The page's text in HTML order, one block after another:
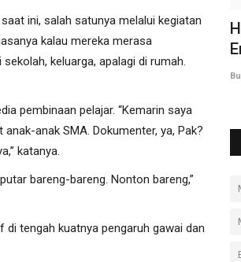
ini, salah satunya melalui kegiatan
kalau mereka merasa
keluarga, apalagi di rumah.
pembinaan pelajar. “Kemarin saya
anak SMA. Dokumenter, ya, Pak?
katanya.
bareng-bareng. Nonton bareng,”
tengah kuatnya pengaruh gawai dan
Sulsel Gelar Ramadhan
Camp 2026, Penguatan...